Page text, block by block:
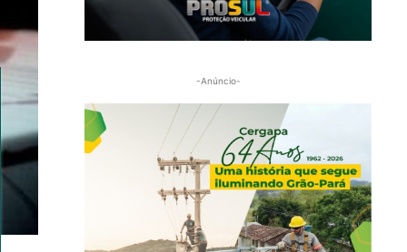
-Anúncio-